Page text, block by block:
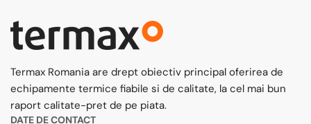
Termax Romania are drept obiectiv principal oferirea de
echipamente termice fiabile si de calitate, la cel mai bun
raport calitate-pret de pe piata.
DATE DE CONTACT